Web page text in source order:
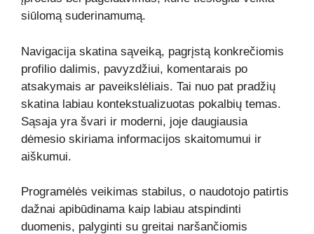
siūlomą suderinamumą.
Navigacija skatina sąveiką, pagrįstą konkrečiomis
profilio dalimis, pavyzdžiui, komentarais po
atsakymais ar paveikslėliais. Tai nuo pat pradžių
skatina labiau kontekstualizuotas pokalbių temas.
Sąsaja yra švari ir moderni, joje daugiausia
dėmesio skiriama informacijos skaitomumui ir
aiškumui.
Programėlės veikimas stabilus, o naudotojo patirtis
dažnai apibūdinama kaip labiau atspindinti
duomenis, palyginti su greitai naršančiomis